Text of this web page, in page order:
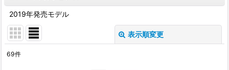
2019年発売モデル
表示順変更
69件